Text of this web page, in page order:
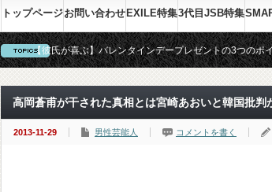
トップページお問い合わせ EXILE特集3代目JSB特集
【彼氏が喜ぶ】バレンタインデープレゼントの3つのポ
【要確認！】結婚式にお呼ばれした時のNGドレス・OK
【間違いない】卒園式・卒業式・入学式の20代ママの
高岡蒼甫が干された真相とは宮崎あおいと韓国批判
2013-11-29 男性芸能人 コメントを書く